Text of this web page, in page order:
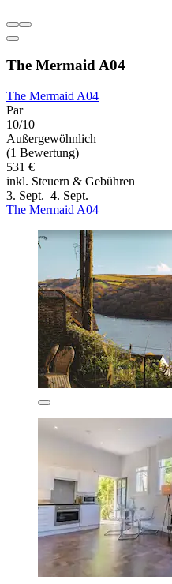
The Mermaid A04
The Mermaid A04
Par
10/10
Außergewöhnlich
(1 Bewertung)
531 €
inkl. Steuern & Gebühren
3. Sept.–4. Sept.
The Mermaid A04